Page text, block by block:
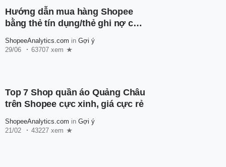
Hướng dẫn mua hàng Shopee
bằng thẻ tín dụng/thẻ ghi nợ cho
ShopeeAnalytics.com in Gợi ý
29/06
63707 xem
Top 7 Shop quần áo Quảng Châu
trên Shopee cực xinh, giá cực rẻ
ShopeeAnalytics.com in Gợi ý
21/02
43227 xem